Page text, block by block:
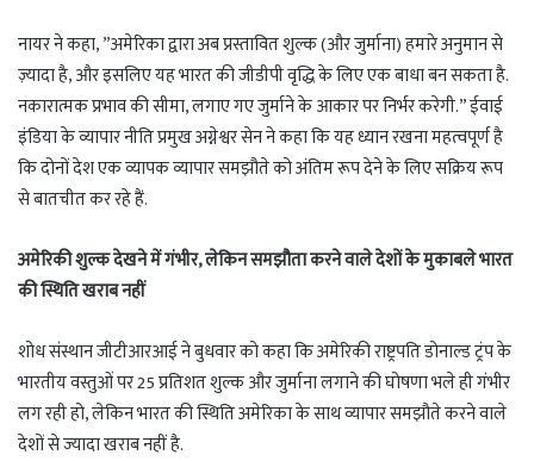
नायर ने कहा, ”अमेरिका द्वारा अब प्रस्तावित शुल्क (और जुर्माना) हमारे अनुमान से
ज़्यादा है, और इसलिए यह भारत की जीडीपी वृद्धि के लिए एक बाधा बन सकता है.
नकारात्मक प्रभाव की सीमा, लगाए गए जुर्माने के आकार पर निर्भर करेगी.” ईवाई
इंडिया के व्यापार नीति प्रमुख अग्नेश्वर सेन ने कहा कि यह ध्यान रखना महत्वपूर्ण है
कि दोनों देश एक व्यापक व्यापार समझौते को अंतिम रूप देने के लिए सक्रिय रूप
से बातचीत कर रहे हैं.
अमेरिकी शुल्क देखने में गंभीर, लेकिन समझौता करने वाले देशों के मुकाबले भारत
की स्थिति खराब नहीं
शोध संस्थान जीटीआरआई ने बुधवार को कहा कि अमेरिकी राष्ट्रपति डोनाल्ड ट्रंप के
भारतीय वस्तुओं पर 25 प्रतिशत शुल्क और जुर्माना लगाने की घोषणा भले ही गंभीर
लग रही हो, लेकिन भारत की स्थिति अमेरिका के साथ व्यापार समझौते करने वाले
देशों से ज्यादा खराब नहीं है.